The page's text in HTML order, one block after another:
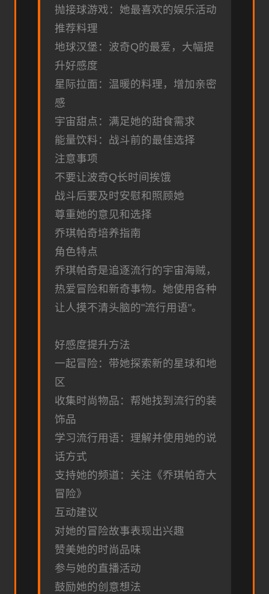
抛接球游戏：她最喜欢的娱乐活动
推荐料理
地球汉堡：波奇Q的最爱，大幅提
升好感度
星际拉面：温暖的料理，增加亲密
感
宇宙甜点：满足她的甜食需求
能量饮料：战斗前的最佳选择
注意事项
不要让波奇Q长时间挨饿
战斗后要及时安慰和照顾她
尊重她的意见和选择
乔琪帕奇培养指南
角色特点
乔琪帕奇是追逐流行的宇宙海贼，
热爱冒险和新奇事物。她使用各种
让人摸不清头脑的"流行用语"。
好感度提升方法
一起冒险：带她探索新的星球和地
区
收集时尚物品：帮她找到流行的装
饰品
学习流行用语：理解并使用她的说
话方式
支持她的频道：关注《乔琪帕奇大
冒险》
互动建议
对她的冒险故事表现出兴趣
赞美她的时尚品味
参与她的直播活动
鼓励她的创意想法